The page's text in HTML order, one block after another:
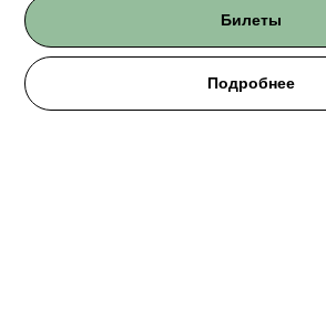
Билеты
Подробнее